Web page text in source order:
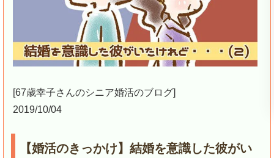
[67歳幸子さんのシニア婚活のブログ]
2019/10/04
【婚活のきっかけ】結婚を意識した彼がい